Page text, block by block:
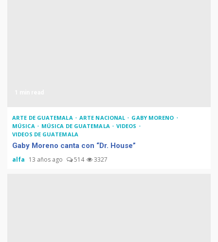
ARTE DE GUATEMALA ARTE NACIONAL
GABY MORENO
MÚSICA
MÚSICA DE GUATEMALA
VIDEOS
VIDEOS DE GUATEMALA
Gaby Moreno canta con “Dr. House”
alfa 13 años ago 514 3327